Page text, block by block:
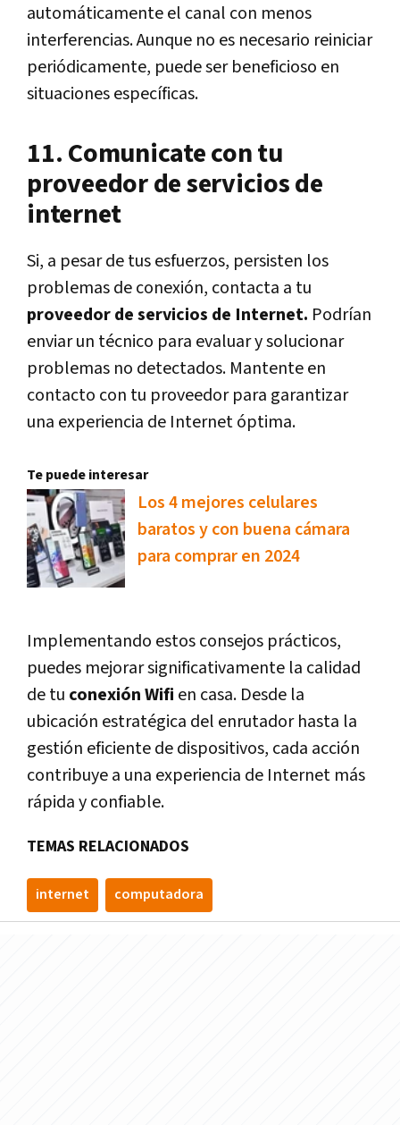
automáticamente el canal con menos
interferencias. Aunque no es necesario reiniciar
periódicamente, puede ser beneficioso en
situaciones específicas.
11. Comunicate con tu
proveedor de servicios de
internet
Si, a pesar de tus esfuerzos, persisten los
problemas de conexión, contacta a tu
proveedor de servicios de Internet. Podrían
enviar un técnico para evaluar y solucionar
problemas no detectados. Mantente en
contacto con tu proveedor para garantizar
una experiencia de Internet óptima.
Te puede interesar
Los 4 mejores celulares
baratos y con buena cámara
para comprar en 2024
Implementando estos consejos prácticos,
puedes mejorar significativamente la calidad
de tu conexión Wifi en casa. Desde la
ubicación estratégica del enrutador hasta la
gestión eficiente de dispositivos, cada acción
contribuye a una experiencia de Internet más
rápida y confiable.
TEMAS RELACIONADOS
internet computadora